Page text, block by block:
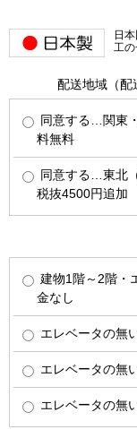
日
工
配送地域（配
同意する…関東
料無料
同意する…東北
税抜4500円追加
建物1階～2階・
金なし
エレベータの無
エレベータの無
エレベータの無